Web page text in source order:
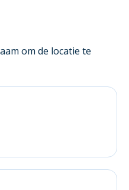
om de locatie te